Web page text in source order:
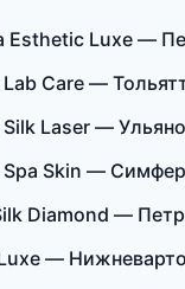
Esthetic Luxe —
Care —
Laser —
Spa Skin —
Diamond —
—